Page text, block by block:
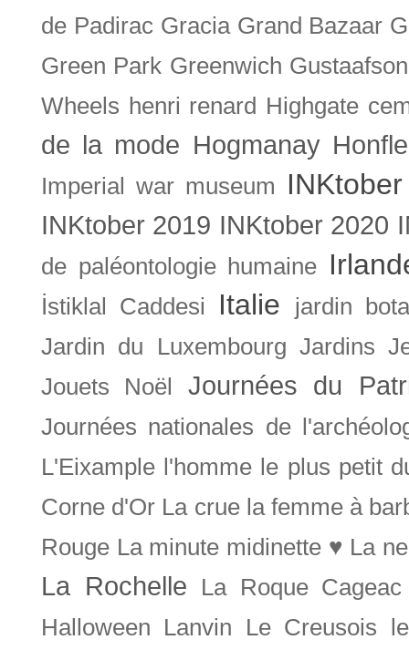
de Padirac Gracia Grand Bazaar
Green Park Greenwich Gustaafson
Wheels henri renard Highgate
de la mode Hogmanay
Imperial war museum INKtober
INKtober 2019 INKtober 2020
de paléontologie humaine
İstiklal Caddesi Italie
jardin
Jardin du Luxembourg Jardins
Jouets Noël
Journées du
Journées nationales de
L'Eixample l'homme le plus petit
Corne d'Or La crue la femme à
Rouge La minute midinette ♥ La
La Rochelle
La Roque Cageac
Halloween
Lanvin Le Creusois